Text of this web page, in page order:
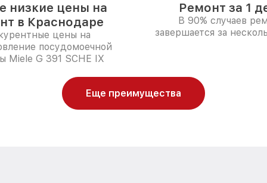
низкие цены на
в Краснодаре
цены на
посудомоечной
Miele G 391 SCHE IX
Ремонт за 1
В 90% случаев
завершается за
Еще преимущества